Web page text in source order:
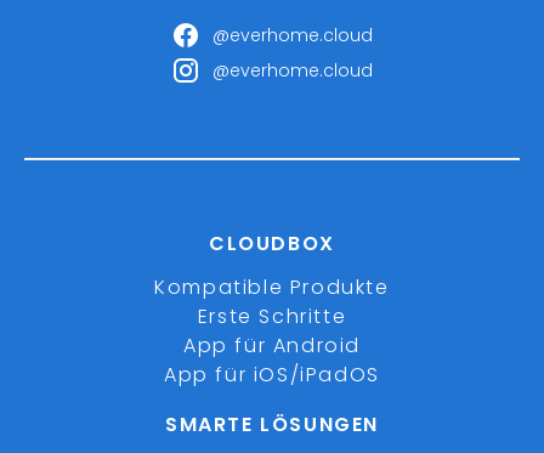
@everhome.cloud
@everhome.cloud
CLOUDBOX
Kompatible Produkte
Erste Schritte
App für Android
App für iOS/iPadOS
SMARTE LÖSUNGEN